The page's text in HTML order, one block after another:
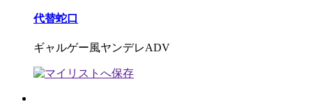
代替蛇口
ギャルゲー風ヤンデレADV